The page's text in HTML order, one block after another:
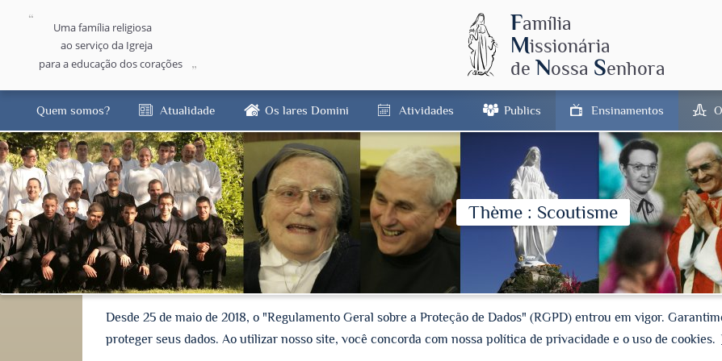
Uma família religiosa
ao serviço da Igreja
para a educação dos corações
Família
Missionária
de Nossa Senhora
Quem somos? Atualidade Os lares Domini Atividades Publics Ensinamentos
Thème : Scoutisme
Desde 25 de maio de 2018, o "Regulamento Geral sobre a Proteção de Dados" (RGPD) entrou em vigor.
proteger seus dados. Ao utilizar nosso site, você concorda com nossa política de privacidade e o uso de cookies.